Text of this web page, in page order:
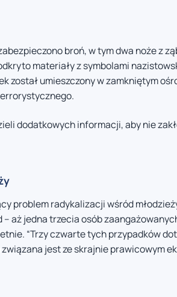
broń, w tym dwa noże z
materiały z symbolami
umieszczony w zamkniętym
dodatkowych informacji, aby nie
problem radykalizacji wśród
aż jedna trzecia osób
“Trzy czwarte tych przypadków
jest ze skrajnie prawicowym